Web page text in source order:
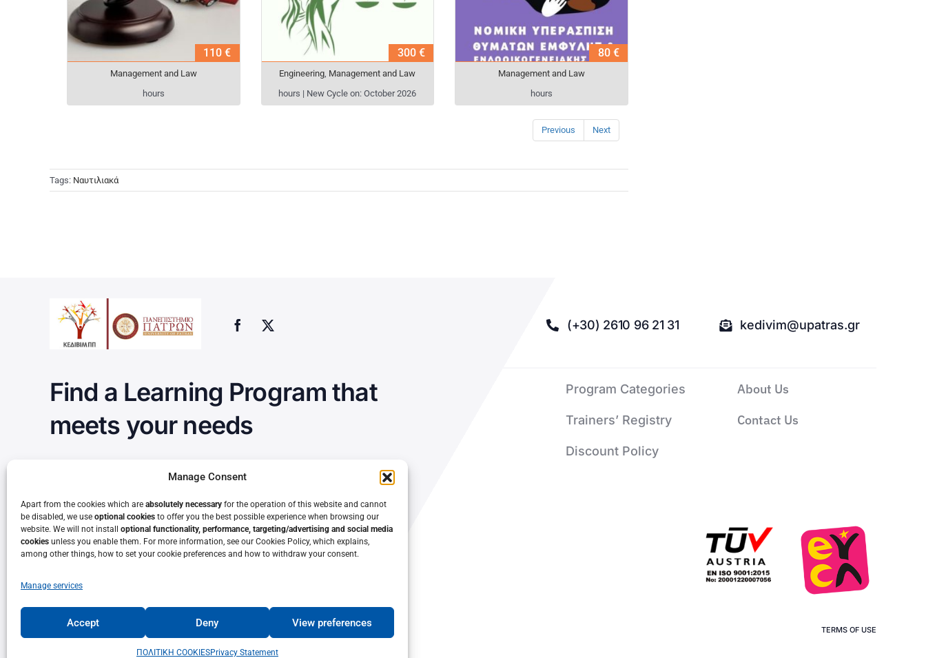
Manage Consent
Apart from the cookies which are absolutely necessary for the operation of this website and cannot
be disabled, we use optional cookies to offer you the best possible experience when browsing our
website. We will not install optional functionality, performance, targeting/advertising and social media
cookies unless you enable them. For more information, see our Cookies Policy, which explains,
among other things, how to set your cookie preferences and how to withdraw your consent.
Manage services
Accept Deny View preferences
ΠΟΛΙΤΙΚΗ COOKIESPrivacy Statement
110 €
Management and Law
hours
300 €
Engineering Management and Law
hours | New Cycle on: October 2026
80 €
Management and Law
hours
Previous Next
Tags: Ναυτιλιακά
(+30) 2610 96 21 31 kedivim@upatras.gr
Find a Learning Program that
meets your needs
Program Categories
Trainers’ Registry
Discount Policy
About Us
Contact Us
© 2022 • Lifelong Learning Center – University of Patras • University of Patras TERMS OF USE